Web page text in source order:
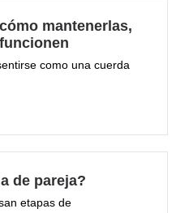
mantenerlas,
como una cuerda
de pareja?
etapas de